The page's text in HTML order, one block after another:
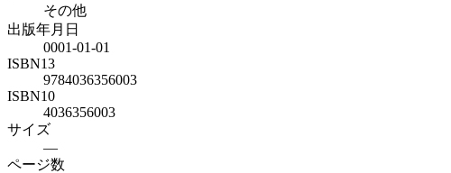
その他
出版年月日
0001-01-01
ISBN13
9784036356003
ISBN10
4036356003
サイズ
—
ページ数